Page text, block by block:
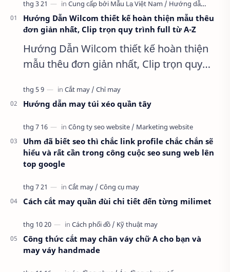
Hướng Dẫn Wilcom thiết kế hoàn thiện mẫu thêu
đơn giản nhất, Clip trọn quy trình full từ A-Z
Hướng Dẫn Wilcom thiết kế hoàn thiện
mẫu thêu đơn giản nhất, Clip trọn quy
thuật mới vào nghề, clip thực hành t…
Hướng dẫn may túi xéo quần tây
Uhm đã biết seo thì chắc link profile chắc chắn sẽ
hiểu và rất cần trong công cuộc seo sung web lên
top google
Cách cắt may quần đùi chi tiết đến từng milimet
Công thức cắt may chân váy chữ A cho bạn và
may váy handmade